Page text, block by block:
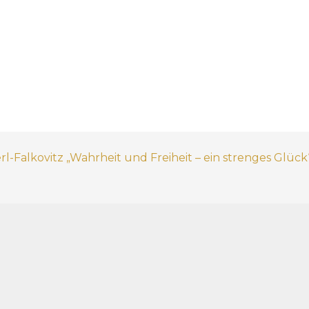
Falkovitz „Wahrheit und Freiheit – ein strenges